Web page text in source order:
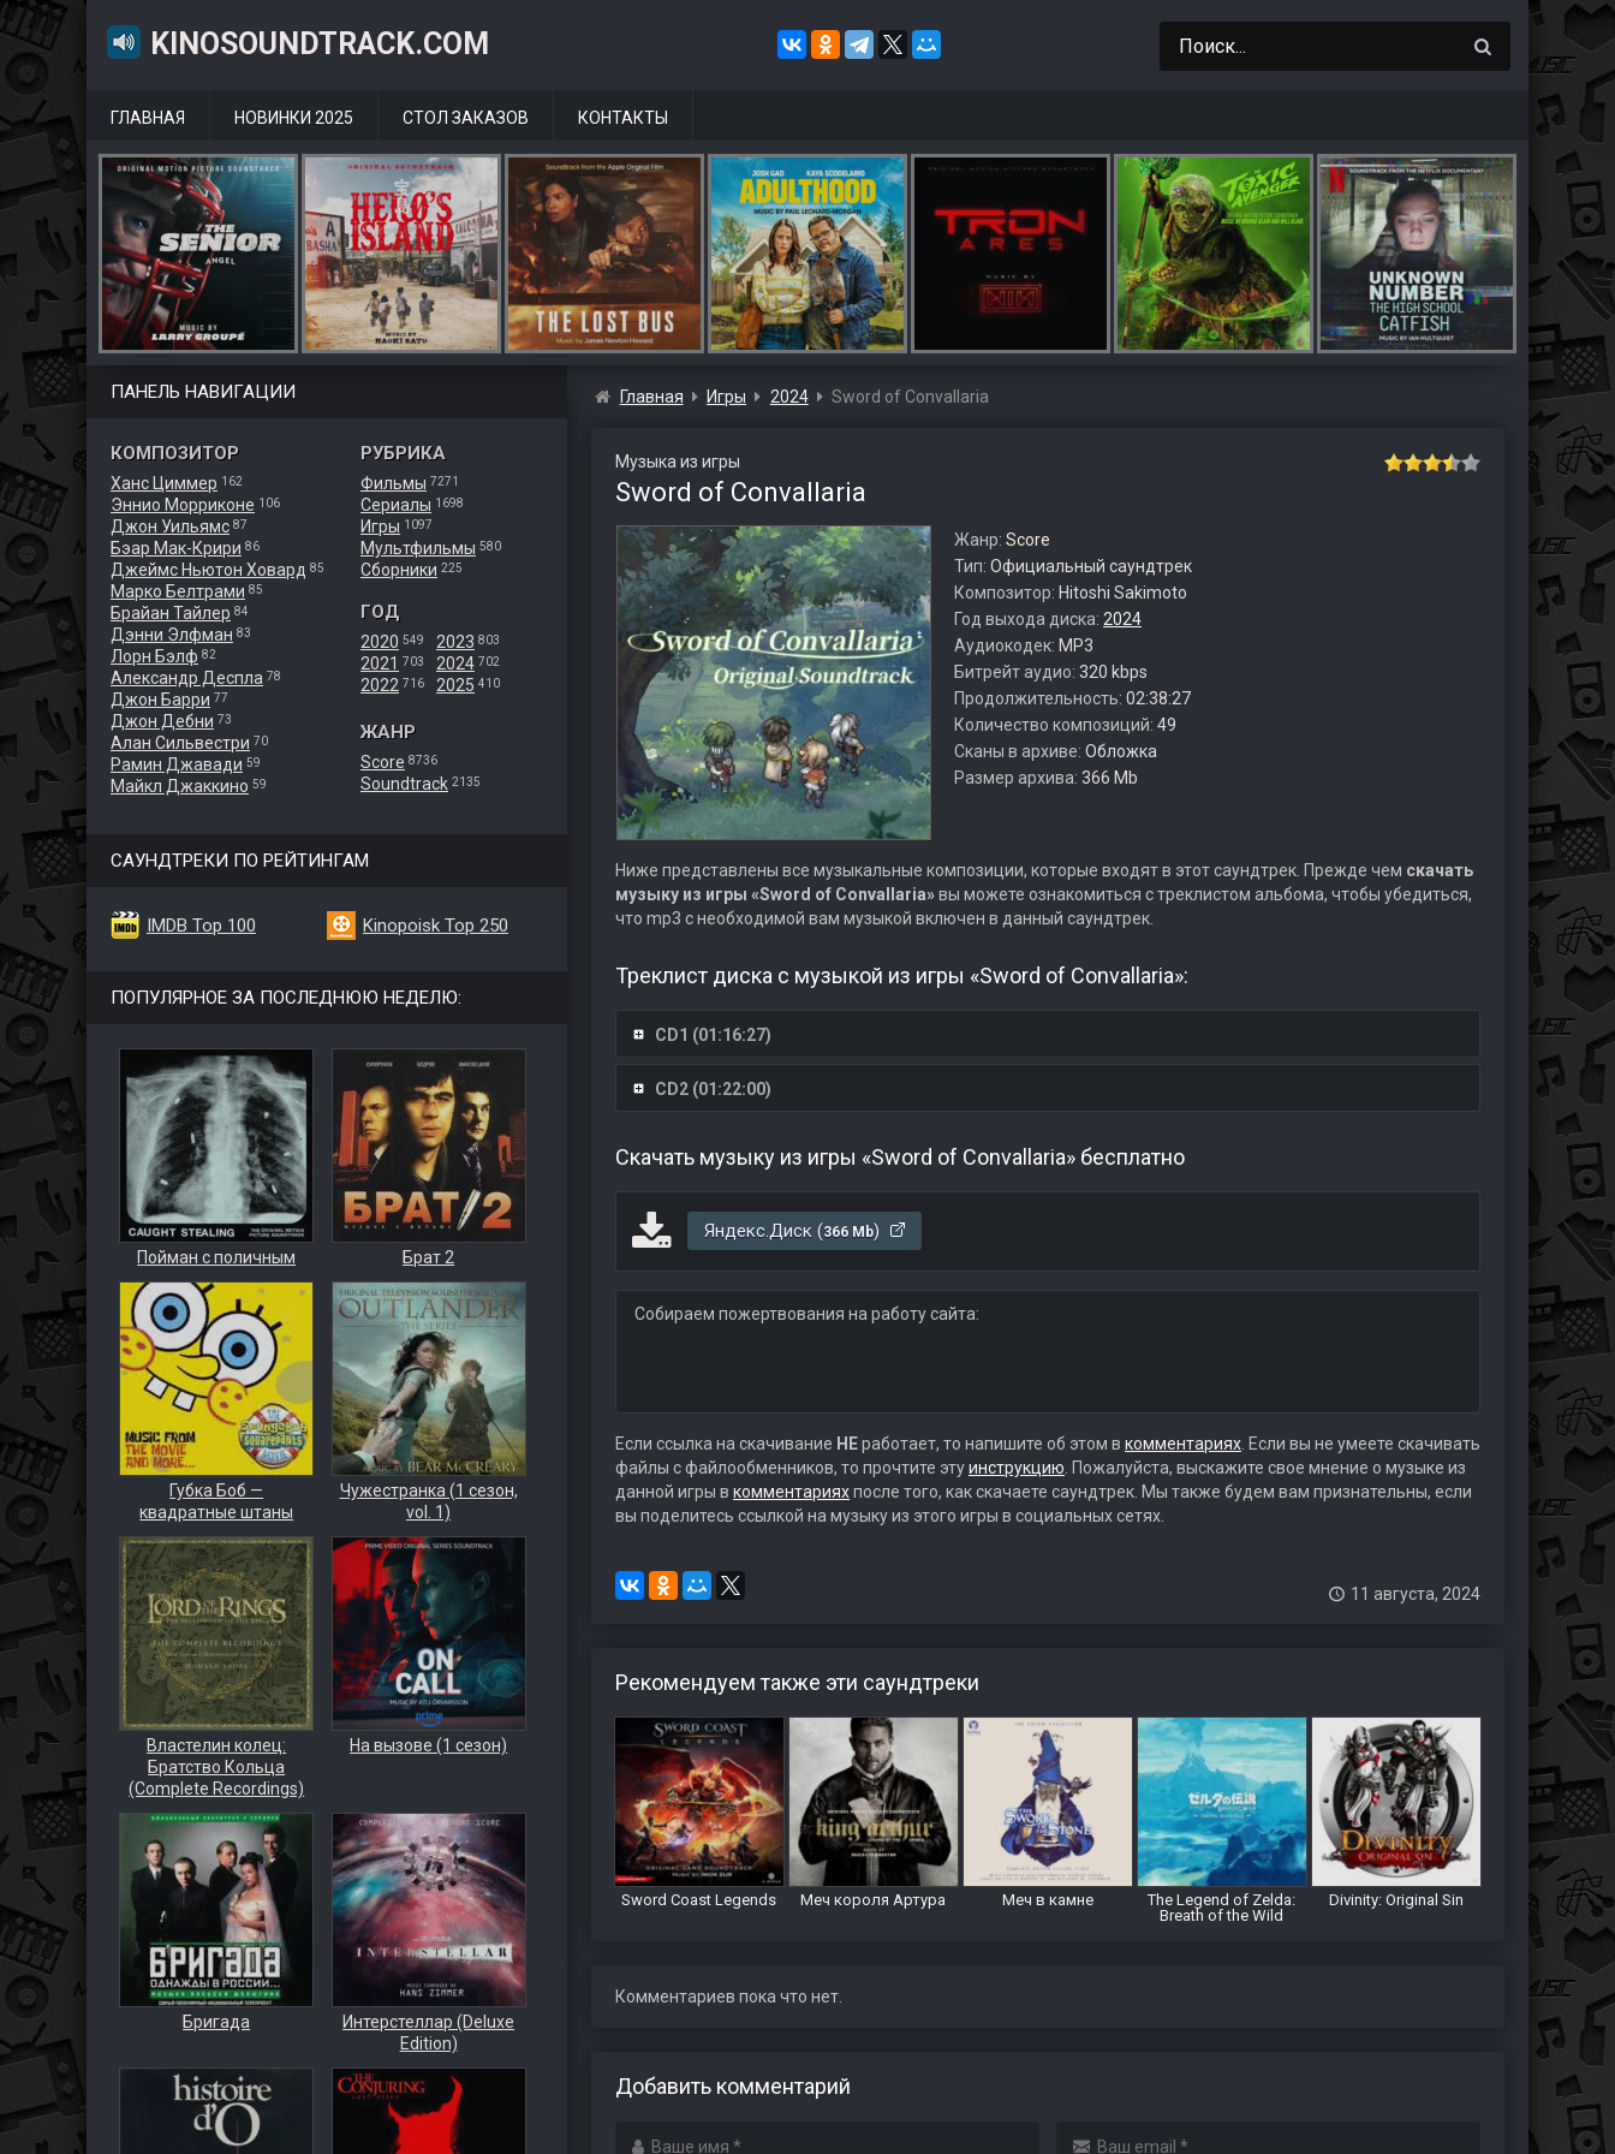
KINOSOUNDTRACK.COM
ГЛАВНАЯ НОВИНКИ 2025 СТОЛ ЗАКАЗОВ КОНТАКТЫ
ПАНЕЛЬ НАВИГАЦИИ
КОМПОЗИТОР
Ханс Циммер 162
Эннио Морриконе 106
Джон Уильямс 87
Бэар Мак-Крири 86
Джеймс Ньютон Ховард 85
Марко Белтрами 85
Брайан Тайлер 84
Дэнни Элфман 83
Лорн Бэлф 82
Александр Деспла 78
Джон Барри 77
Джон Дебни 73
Алан Сильвестри 70
Рамин Джавади 59
Майкл Джаккино 59
РУБРИКА
Фильмы 7271
Сериалы 1698
Игры 1097
Мультфильмы 580
Сборники 225
ГОД
2020 549
2021 703
2022 716
2023 803
2024 702
2025 410
ЖАНР
Score 8736
Soundtrack 2135
САУНДТРЕКИ ПО РЕЙТИНГАМ
IMDB Top 100 Kinopoisk Top 250
ПОПУЛЯРНОЕ ЗА ПОСЛЕДНЮЮ НЕДЕЛЮ:
Пойман с поличным Брат 2
Губка Боб —
квадратные штаны
Чужестранка (1 сезон,
vol. 1)
Властелин колец:
Братство Кольца
(Complete Recordings)
На вызове (1 сезон)
Бригада
Интерстеллар (Deluxe
Edition)
Главная Игры 2024 Sword of Convallaria
Музыка из игры
Sword of Convallaria
Жанр: Score
Тип: Официальный саундтрек
Композитор: Hitoshi Sakimoto
Год выхода диска: 2024
Аудиокодек: MP3
Битрейт аудио: 320 kbps
Продолжительность: 02:38:27
Количество композиций: 49
Сканы в архиве: Обложка
Размер архива: 366 Mb
Ниже представлены все музыкальные композиции, которые входят в этот саундтрек. Прежде чем скачать
музыку из игры «Sword of Convallaria»вы можете ознакомиться с треклистом альбома, чтобы убедиться,
что mp3 с необходимой вам музыкой включен в данный саундтрек.
Треклист диска с музыкой из игры «Sword of Convallaria»:
CD1 (01:16:27)
CD2 (01:22:00)
Скачать музыку из игры «Sword of Convallaria» бесплатно
Яндекс.Диск (366 Mb)
Собираем пожертвования на работу сайта:
Если ссылка на скачивание НЕработает, то напишите об этом в комментариях. Если вы не умеете скачивать
файлы с файлообменников, то прочтите этуинструкцию . Пожалуйста, выскажите свое мнение о музыке из
данной игры в комментарияхпосле того, как скачаете саундтрек. Мы также будем вам признательны, если
вы поделитесь ссылкой на музыку из этого игры в социальных сетях.
11 августа, 2024
Рекомендуем также эти саундтреки
Sword Coast Legends Меч короля Артура Меч в камне
The Legend of Zelda:
Breath of the Wild
Divinity: Original Sin
Комментариев пока что нет.
Добавить комментарий